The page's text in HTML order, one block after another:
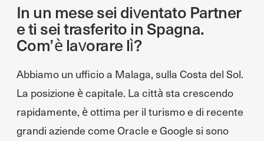
In un mese sei diventato Partner
e ti sei trasferito in Spagna.
Com’è lavorare lì?
Abbiamo un ufficio a Malaga, sulla Costa del Sol.
La posizione è capitale. La città sta crescendo
rapidamente, è ottima per il turismo e di recente
grandi aziende come Oracle e Google si sono